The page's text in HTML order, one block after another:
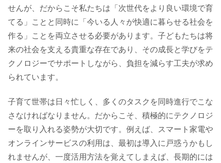
せんが、だからこそ私たちは「次世代をより良い環境で育
てる」ことと同時に「今いる人々が快適に暮らせる社会を
作る」ことを両立させる必要があります。子どもたちは将
来の社会を支える貴重な存在であり、その成長と学びをテ
クノロジーでサポートしながら、負担を減らす工夫が求め
られています。
子育て世帯は日々忙しく、多くのタスクを同時進行でこな
さなければなりません。だからこそ、積極的にテクノロジ
ーを取り入れる姿勢が大切です。例えば、スマート家電や
オンラインサービスの利用は、最初は導入に戸惑うかもし
れませんが、一度活用方法を覚えてしまえば、長期的には